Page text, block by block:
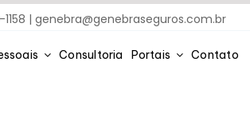
|genebra@genebraseguros.com.br
Consultoria Portais Contato